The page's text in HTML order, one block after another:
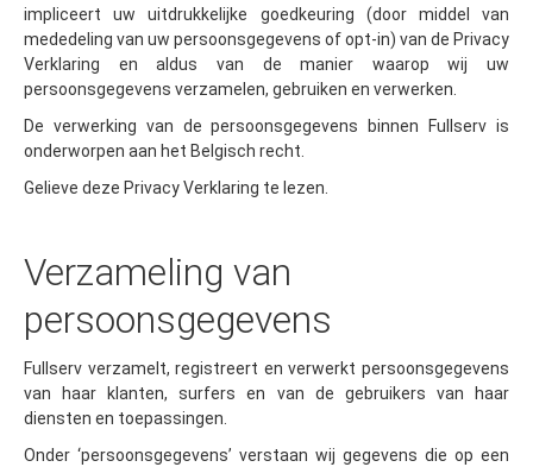
impliceert uw uitdrukkelijke goedkeuring (door middel van
mededeling van uw persoonsgegevens of opt-in) van de Privacy
Verklaring en aldus van de manier waarop wij uw
persoonsgegevens verzamelen, gebruiken en verwerken.
De verwerking van de persoonsgegevens binnen Fullserv is
onderworpen aan het Belgisch recht.
Gelieve deze Privacy Verklaring te lezen.
Verzameling van
persoonsgegevens
Fullserv verzamelt, registreert en verwerkt persoonsgegevens
van haar klanten, surfers en van de gebruikers van haar
diensten en toepassingen.
Onder ‘persoonsgegevens’ verstaan wij gegevens die op een